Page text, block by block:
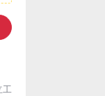
工